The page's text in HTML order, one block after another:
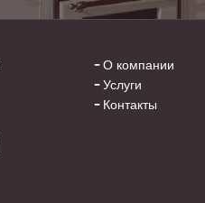
О компании
Услуги
Контакты